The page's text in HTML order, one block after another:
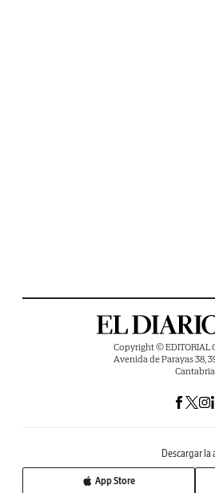
Copyright © EDITORIAL
Avenida de Parayas 38,
Cantabria
Descargar la
App Store